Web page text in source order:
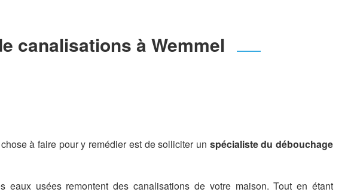
canalisations à Wemmel
à faire pour y remédier est de solliciter un spécialiste du débouchage
usées remontent des canalisations de votre maison. Tout en étant